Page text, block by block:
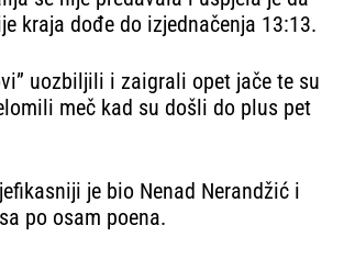
kraja dođe do izjednačenja 13:13.
uozbiljili i zaigrali opet jače te su
meč kad su došli do plus pet
je bio Nenad Nerandžić i
po osam poena.